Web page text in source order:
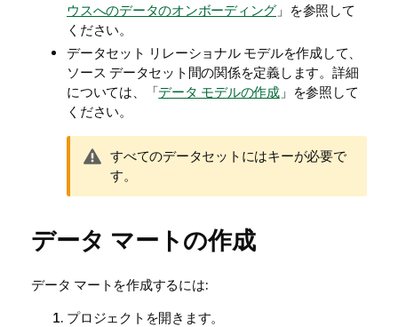
ウスへのデータのオンボーディング 」を参照して
ください。
データセット リレーショナル モデルを作成して、
ソース データセット間の関係を定義します。詳細
については、「データ モデルの作成」を参照して
ください。
警
告
メ
すべてのデータセットにはキーが必要で
す。
データ マートの作成
データ マートを作成するには:
プロジェクトを開きます。